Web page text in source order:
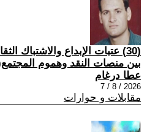
(30) عتبات الإبداع والاشتباك
بين منصات النقد وهموم المجتمع(9-
عطا درغام
2026 / 8 / 7
مقابلات و حوارات